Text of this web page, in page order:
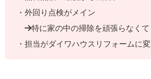
・外回り点検がメイン
→特に家の中の掃除を頑張らなくて
・担当がダイワハウスリフォームに